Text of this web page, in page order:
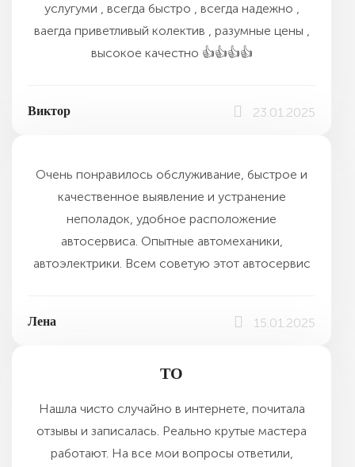
услугуми , всегда быстро , всегда надежно ,
ваегда приветливый колектив , разумные цены ,
высокое качестно 👍👍👍👍
Виктор 23.01.2025
Очень понравилось обслуживание, быстрое и
качественное выявление и устранение
неполадок, удобное расположение
автосервиса. Опытные автомеханики,
автоэлектрики. Всем советую этот автосервис
Лена 15.01.2025
ТО
Нашла чисто случайно в интернете, почитала
отзывы и записалась. Реально крутые мастера
работают. На все мои вопросы ответили,